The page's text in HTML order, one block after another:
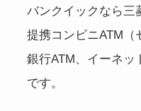
バンクイックなら三
提携コンビニATM（
銀行ATM、イーネッ
です。